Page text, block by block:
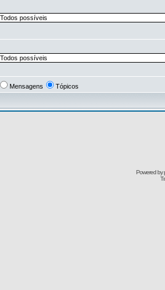
Mensagens Tópicos
Powered by